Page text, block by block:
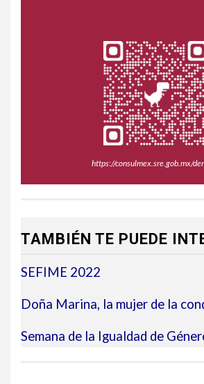
https://consulmex.sre.gob.mx/
TAMBIÉN TE PUEDE
SEFIME 2022
Doña Marina, la mujer de la
Semana de la Igualdad de